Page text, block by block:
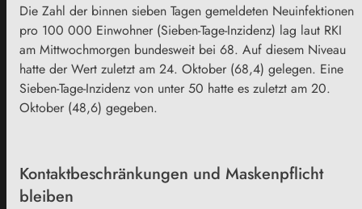
Die Zahl der binnen sieben Tagen gemeldeten Neuinfektionen
pro 100 000 Einwohner (Sieben-Tage-Inzidenz) lag laut RKI
am Mittwochmorgen bundesweit bei 68. Auf diesem Niveau
hatte der Wert zuletzt am 24. Oktober (68,4) gelegen. Eine
Sieben-Tage-Inzidenz von unter 50 hatte es zuletzt am 20.
Oktober (48,6) gegeben.
Kontaktbeschränkungen und Maskenpflicht
bleiben